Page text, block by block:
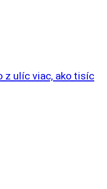
z ulíc viac, ako tisíc